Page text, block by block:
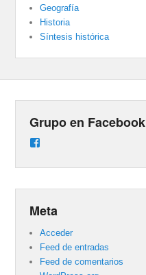
Geografía
Historia
Síntesis histórica
Grupo en Facebook
Meta
Acceder
Feed de entradas
Feed de comentarios